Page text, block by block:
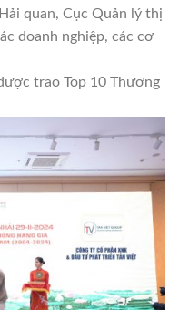
quan, Cục Quản lý thị
doanh nghiệp, các cơ
trao Top 10 Thương